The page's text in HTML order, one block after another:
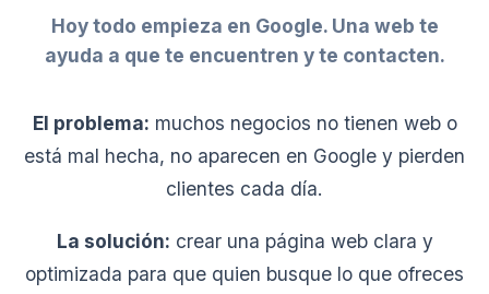
Hoy todo empieza en Google. Una web te
ayuda a que te encuentren y te contacten.
El problema: muchos negocios no tienen web o
está mal hecha, no aparecen en Google y pierden
clientes cada día.
La solución: crear una página web clara y
optimizada para que quien busque lo que ofreces